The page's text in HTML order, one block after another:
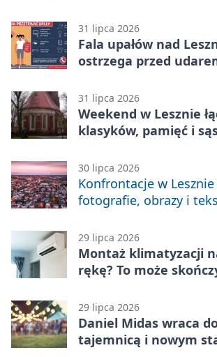
31 lipca 2026
Fala upałów nad
ostrzega przed
31 lipca 2026
Weekend w Lesznie
klasyków, pamięć i
30 lipca 2026
Konfrontacje w
fotografie, obrazy i
29 lipca 2026
Montaż klimatyzacji
rękę? To może
29 lipca 2026
Daniel Midas wraca
tajemnicą i nowym